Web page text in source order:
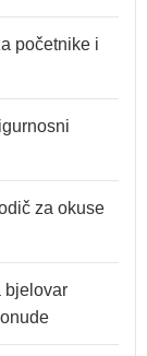
početnike i
za okuse
bjelovar